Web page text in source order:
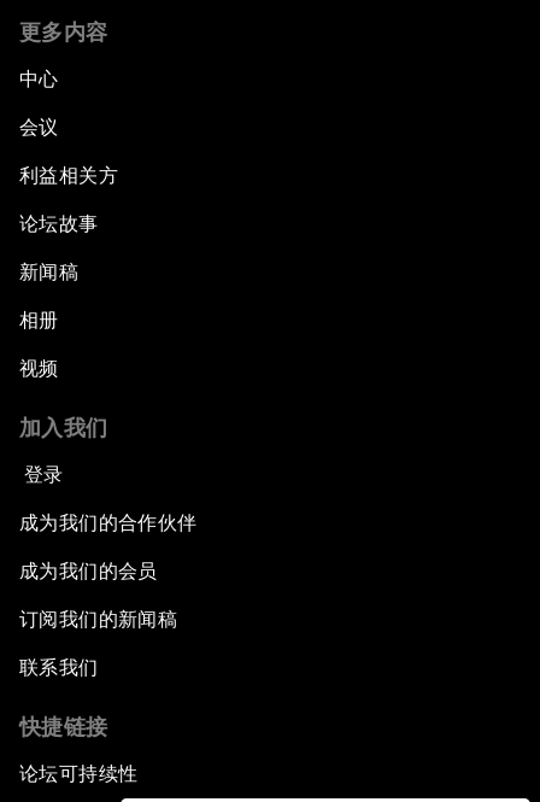
更多内容
中心
会议
利益相关方
论坛故事
新闻稿
相册
视频
加入我们
登录
成为我们的合作伙伴
成为我们的会员
订阅我们的新闻稿
联系我们
快捷链接
论坛可持续性